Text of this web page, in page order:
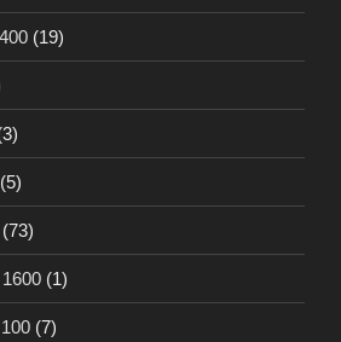
(19)
(5)
(73)
(1)
(7)